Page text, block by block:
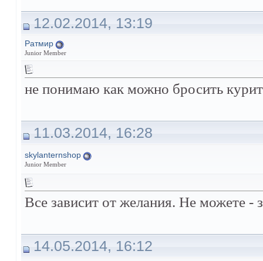
12.02.2014, 13:19
Ратмир
Junior Member
не понимаю как можно бросить
11.03.2014, 16:28
skylanternshop
Junior Member
Все зависит от желания. Не можете -
14.05.2014, 16:12